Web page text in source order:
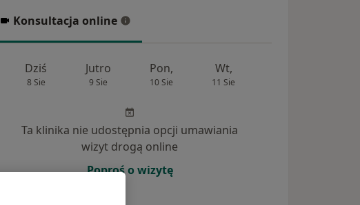
Konsultacja online
Konsultacja online
Dziś
8 Sie
Jutro
9 Sie
Pon,
10 Sie
Wt,
11 Sie
Ta klinika nie udostępnia opcji umawiania
wizyt drogą online
Poproś o wizytę